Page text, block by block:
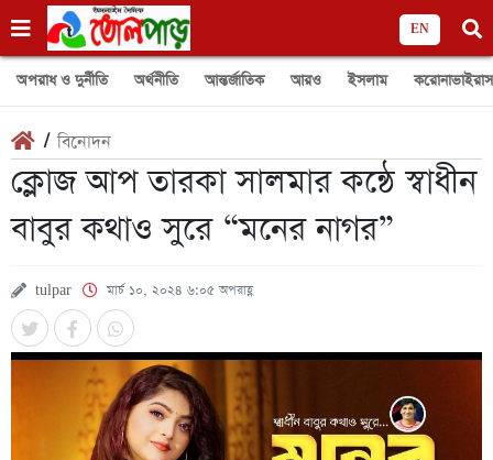
EN
অপরাধ ও দুর্নীতি অর্থনীতি আন্তর্জাতিক আরও ইসলাম করোনাভাইরাস
/বিনোদন
ক্লোজ আপ তারকা সালমার কন্ঠে স্বাধীন
বাবুর কথাও সুরে “মনের নাগর”
tulpar মার্চ ১০, ২০২৪ ৬:০৫ অপরাহ্ণ